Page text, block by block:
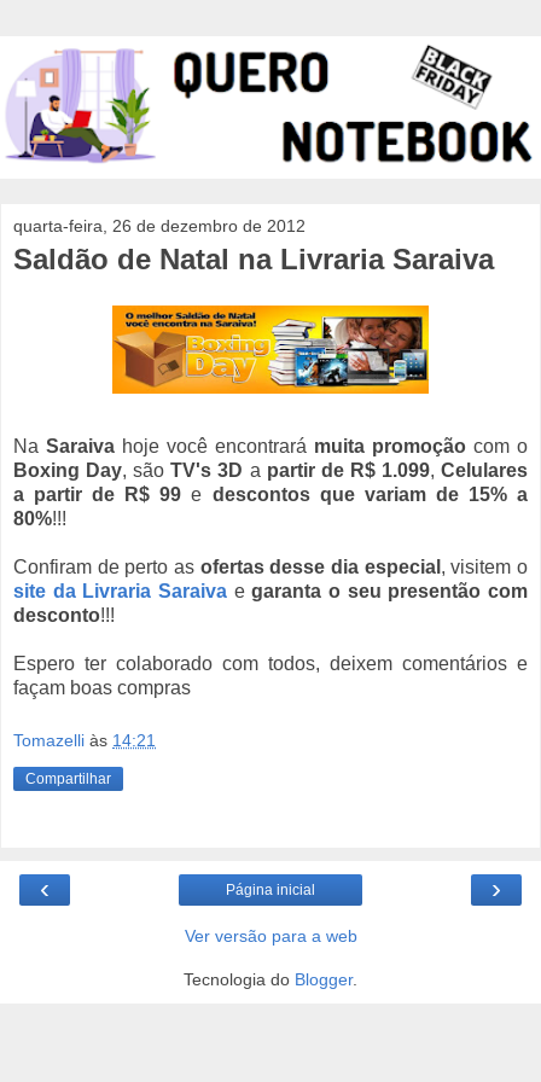
quarta-feira, 26 de dezembro de 2012
Saldão de Natal na Livraria Saraiva
Na Saraiva hoje você encontrará muita promoção com o
Boxing Day, sãoTV's 3D a partir de R$ 1.099,Celulares
a partir de R$ 99 e descontos que variam de 15% a
80%!!!
Confiram de perto as ofertas desse dia especial , visitem o
site da Livraria Saraiva egaranta o seu presentão com
desconto!!!
Espero ter colaborado com todos, deixem comentários e
façam boas compras
Tomazelli às 14:21
Compartilhar
‹ ›
Página inicial
Ver versão para a web
Tecnologia do Blogger.